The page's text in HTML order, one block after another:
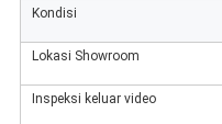
Kondisi
Lokasi Showroom
Inspeksi keluar video